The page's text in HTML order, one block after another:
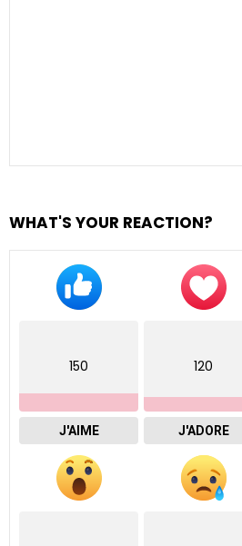
WHAT'S YOUR REACTION?
150
J'AIME
120
J'ADORE